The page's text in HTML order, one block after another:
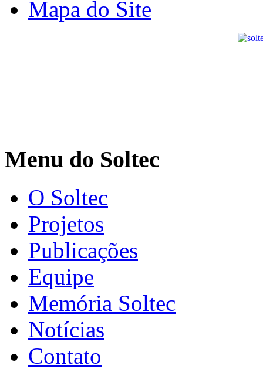
Mapa do Site
Menu do Soltec
O Soltec
Projetos
Publicações
Equipe
Memória Soltec
Notícias
Contato